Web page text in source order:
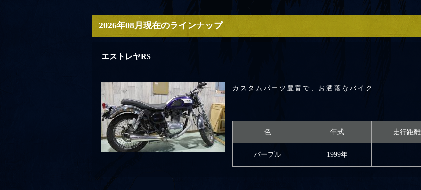
2026年08月現在のラインナップ
エストレヤRS
カスタムパーツ豊富で、お洒落なバイク
色 年式 走行距離
パープル 1999年 ―